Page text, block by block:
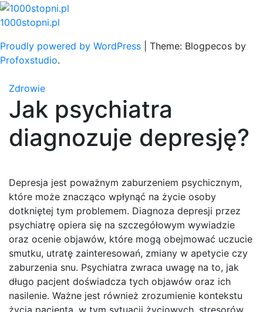
Skip
to
1000stopni.pl
Proudly powered by WordPress
Theme: Blogpecos by
Profoxstudio.
Zdrowie
Jak psychiatra
diagnozuje depresję?
Depresja jest poważnym zaburzeniem psychicznym,
które może znacząco wpłynąć na życie osoby
dotkniętej tym problemem. Diagnoza depresji przez
psychiatrę opiera się na szczegółowym wywiadzie
oraz ocenie objawów, które mogą obejmować uczucie
smutku, utratę zainteresowań, zmiany w apetycie czy
zaburzenia snu. Psychiatra zwraca uwagę na to, jak
długo pacjent doświadcza tych objawów oraz ich
nasilenie. Ważne jest również zrozumienie kontekstu
życia pacjenta, w tym sytuacji życiowych, stresorów